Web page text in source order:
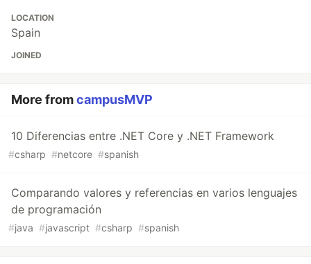
LOCATION
Spain
JOINED
More fromcampusMVP
10 Diferencias entre .NET Core y .NET Framework
#csharp #netcore #spanish
Comparando valores y referencias en varios lenguajes
de programación
#java #javascript #csharp #spanish